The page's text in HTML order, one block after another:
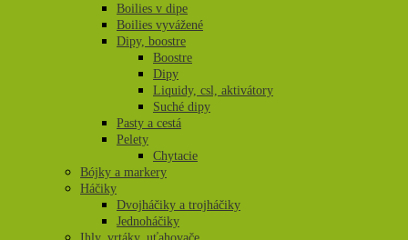
Boilies v dipe
Boilies vyvážené
Dipy, boostre
Boostre
Dipy
Liquidy, csl, aktivátory
Suché dipy
Pasty a cestá
Pelety
Chytacie
Bójky a markery
Háčiky
Dvojháčiky a trojháčiky
Jednoháčiky